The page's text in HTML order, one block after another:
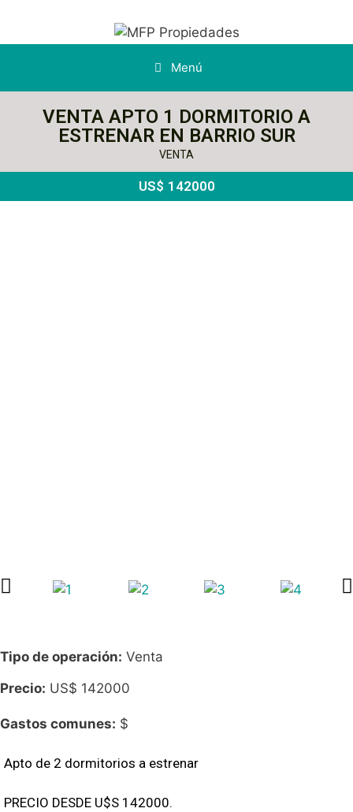
Menú
VENTA APTO 1 DORMITORIO A
ESTRENAR EN BARRIO SUR
VENTA
US$ 142000
Tipo de operación: Venta
Precio: US$ 142000
Gastos comunes: $
Apto de 2 dormitorios a estrenar
PRECIO DESDE U$S 142000.